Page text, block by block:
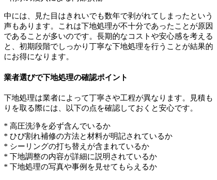
中には、見た目はきれいでも数年で剥がれてしまったという
声もあります。これは下地処理が不十分であったことが原因
であることが多いのです。長期的なコストや安心感を考える
と、初期段階でしっかり丁寧な下地処理を行うことが結果的
にお得になります。
業者選びで下地処理の確認ポイント
下地処理は業者によって丁寧さや工程が異なります。見積も
りを取る際には、以下の点を確認しておくと安心です。
* 高圧洗浄を必ず含んでいるか
* ひび割れ補修の方法と材料が明記されているか
* シーリングの打ち替えが含まれているか
* 下地調整の内容が詳細に説明されているか
* 下地処理の写真や事例を見せてもらえるか